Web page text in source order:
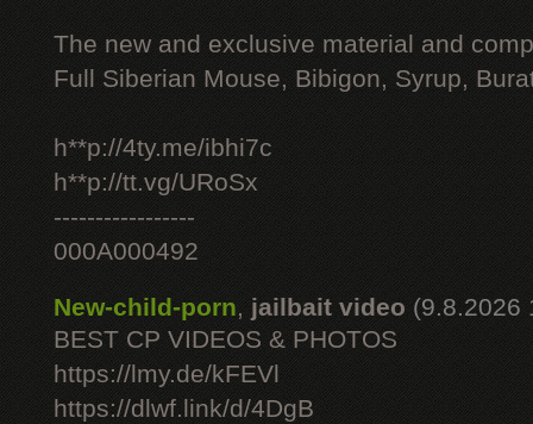
The new and exclusive material and
Full Siberian Mouse, Bibigon, Syrup,
h**p://4ty.me/ibhi7c
h**p://tt.vg/URoSx
-----------------
000A000492
New-child-porn, jailbait video (9.8.2026
BEST CP VIDEOS & PHOTOS
https://lmy.de/kFEVl
https://dlwf.link/d/4DgB